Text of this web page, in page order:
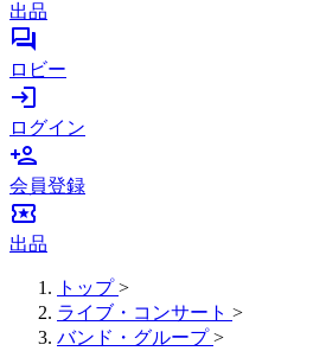
出品
forum
ロビー
login
ログイン
person_add
会員登録
local_activity
出品
トップ >
ライブ・コンサート >
バンド・グループ >